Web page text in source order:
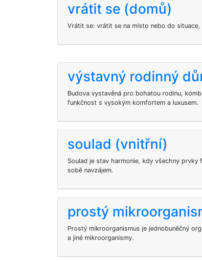
vrátit se (domů)
Vrátit se: vrátit se na místo nebo do
výstavný rodinný
Budova vystavěná pro bohatou rodinu,
funkčnost s vysokým komfortem a luxusem.
soulad (vnitřní)
Soulad je stav harmonie, kdy všechny prvky
sobě navzájem.
prostý
Prostý mikroorganismus je jednobuněčný
a jiné mikroorganismy.